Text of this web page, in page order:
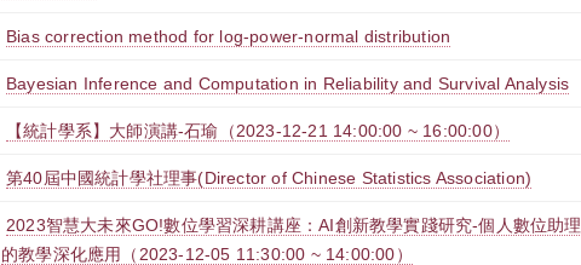
Bias correction method for log-power-normal distribution
Bayesian Inference and Computation in Reliability and Survival Analysis
【統計學系】大師演講-石瑜（2023-12-21 14:00:00 ~ 16:00:00）
第40屆中國統計學社理事(Director of Chinese Statistics Association)
2023智慧大未來GO!數位學習深耕講座：AI創新教學實踐研究-個人數位助理
的教學深化應用（2023-12-05 11:30:00 ~ 14:00:00）